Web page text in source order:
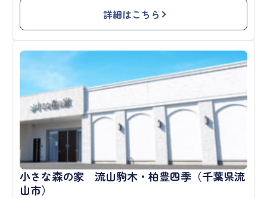
詳細はこちら
小さな森の家 流山駒木・柏豊四季（千葉県流
山市）